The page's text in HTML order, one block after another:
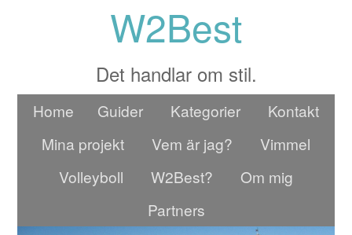
W2Best
Det handlar om stil.
Home Guider Kategorier
Kontakt
Mina projekt
Vem är jag?
Vimmel
Volleyboll
W2Best?
Om mig
Partners